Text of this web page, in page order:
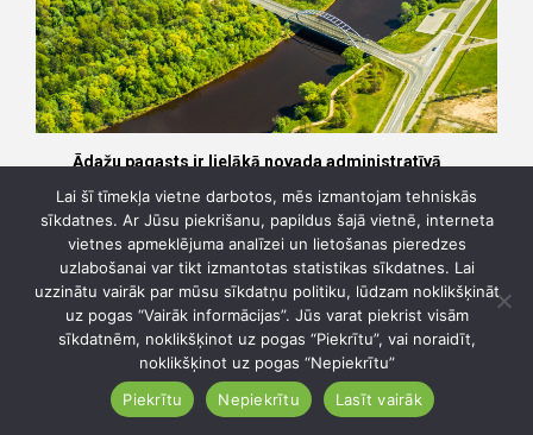
Ādažu pagasts ir lielākā novada administratīvā
mūsdienīga dzīves vide un neskarta daba. Tajā
ietilpst vairāki nozīmīgi ciemi – Kadaga,
Baltezers, Stapriņi, Garkalne, Alderi un Atari.
attālumā no Rīgas un ir viegli sasniedzams pa A1
šoseju.
Šī teritorija izceļas ar dabas daudzveidību un ūdeņu
bagātību – šeit plūst ne vien straujā Gauja, bet arī
vēsturiskais Gaujas–Baltezera kanāls un Puskas
Lai šī tīmekļa vietne darbotos, mēs izmantojam tehniskās
sīkdatnes. Ar Jūsu piekrišanu, papildus šajā vietnē, interneta
vietnes apmeklējuma analīzei un lietošanas pieredzes
uzlabošanai var tikt izmantotas statistikas sīkdatnes. Lai
uzzinātu vairāk par mūsu sīkdatņu politiku, lūdzam noklikšķināt
uz pogas “Vairāk informācijas”. Jūs varat piekrist visām
sīkdatnēm, noklikšķinot uz pogas “Piekrītu”, vai noraidīt,
noklikšķinot uz pogas “Nepiekrītu”
Piekrītu
Nepiekrītu Lasīt vairāk